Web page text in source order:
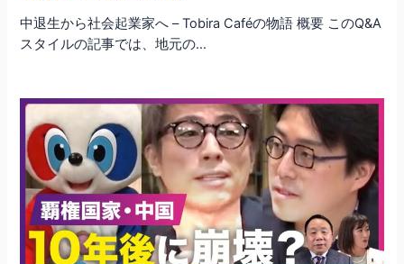
中退生から社会起業家へ – Tobira Caféの物語 概要 このQ&A
スタイルの記事では、地元の…